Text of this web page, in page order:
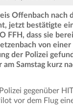
Offenbach nach
jetzt bestätigte
FFH, dass sie
von einer
der Polizei
am Samstag kurz
gegenüber
vor dem Flug